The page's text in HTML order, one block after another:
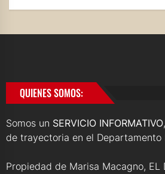
QUIENES SOMOS:
Somos un SERVICIO INFORMATIVO
de trayectoria en el Departamento
Propiedad de Marisa Macagno, EL